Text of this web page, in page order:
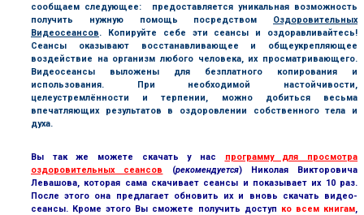
сообщаем следующее: предоставляется уникальная возможность
получить нужную помощь посредством Оздоровительных
Видеосеансов. Копируйте себе эти сеансы и оздоравливайтесь!
Сеансы оказывают восстанавливающее и общеукрепляющее
воздействие на организм любого человека, их просматривающего.
Видеосеансы выложены для безплатного копирования и
использования. При необходимой настойчивости,
целеустремлённости и терпении, можно добиться весьма
впечатляющих результатов в оздоровлении собственного тела и
духа.
Вы так же можете скачать у нас
программу для просмотра
оздоровительных сеансов (рекомендуется) Николая Викторовича
Левашова, которая сама скачивает сеансы и показывает их 10 раз.
После этого она предлагает обновить их и вновь скачать видео-
сеансы. Кроме этого Вы сможете получить доступ ко всем книгам,